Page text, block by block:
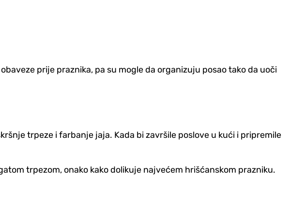
prije praznika, pa su mogle da organizuju posao tako da uoči
trpeze i farbanje jaja. Kada bi završile poslove u kući i pripremile
trpezom, onako kako dolikuje najvećem hrišćanskom prazniku.